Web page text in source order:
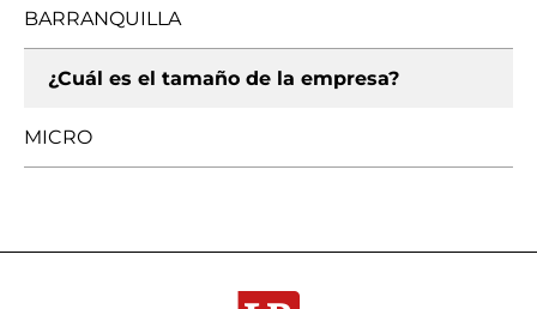
BARRANQUILLA
¿Cuál es el tamaño de la empresa?
MICRO